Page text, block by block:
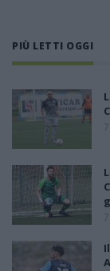
PIÙ LETTI OGGI